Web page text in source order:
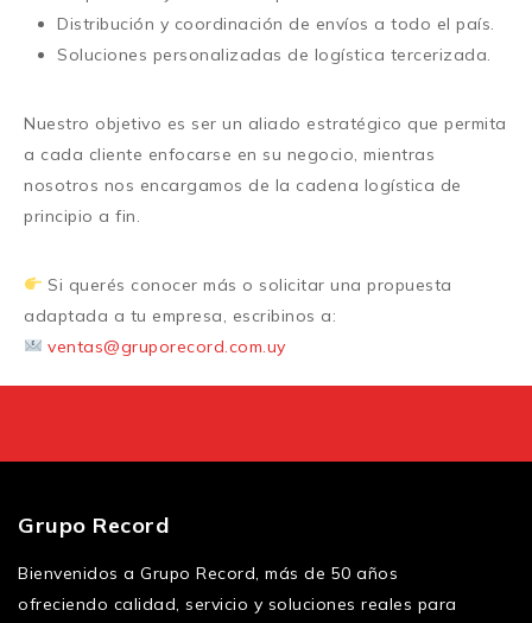
Distribución y coordinación de envíos a todo el país.
Soluciones personalizadas de logística tercerizada.
Nuestro objetivo es ser un aliado estratégico que permita
a cada cliente enfocarse en su negocio, mientras
nosotros nos encargamos de la cadena logística de
principio a fin.
Si querés conocer más o solicitar una propuesta
adaptada a tu empresa, escribinos a:
ventas@gruporecord.com.uy
Grupo Record
Bienvenidos a Grupo Record, más de 50 años
ofreciendo calidad, servicio y soluciones reales para